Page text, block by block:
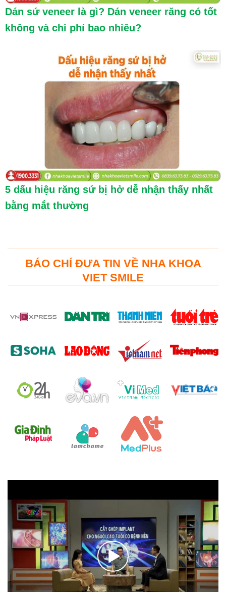
Dán sứ veneer là gì? Dán veneer răng có tốt
không và chi phí bao nhiêu?
5 dấu hiệu răng sứ bị hở dễ nhận thấy nhất
bằng mắt thường
BÁO CHÍ ĐƯA TIN VỀ NHA KHOA
VIET SMILE